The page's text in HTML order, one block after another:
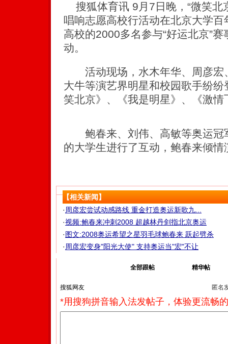
搜狐体育讯 9月7日晚，“微笑
唱响志愿高校行活动在北京大学
高校的2000多名参与“好运北京”
动。
活动现场，水木年华、周彦宏
大牛等演艺界明星和校园歌手纷
笑北京》、《我是明星》、《激
鲍春来、刘伟、高敏等奥运冠
的大学生进行了互动，鲍春来倾
【相关新闻】
· 周彦宏尝试动感路线 重金打造奥运新歌九...
·视频:鲍春来冲刺2008 超越林丹剑指北京奥运
·图文:2008奥运希望之星羽毛球鲍春来 跃起劈杀
· 周彦宏变身"阳光大使" 支持奥运当"宏"不让
全部跟帖 精华帖
匿名
*用搜狗拼音输入法发帖子，体验更流畅